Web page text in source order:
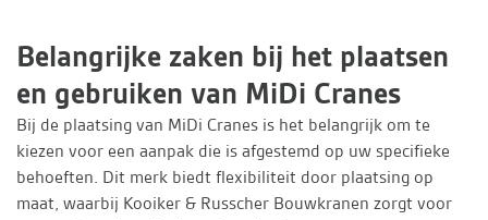
Belangrijke zaken bij het plaatsen
en gebruiken van MiDi Cranes
Bij de plaatsing van MiDi Cranes is het belangrijk om te
kiezen voor een aanpak die is afgestemd op uw specifieke
behoeften. Dit merk biedt flexibiliteit door plaatsing op
maat, waarbij Kooiker & Russcher Bouwkranen zorgt voor